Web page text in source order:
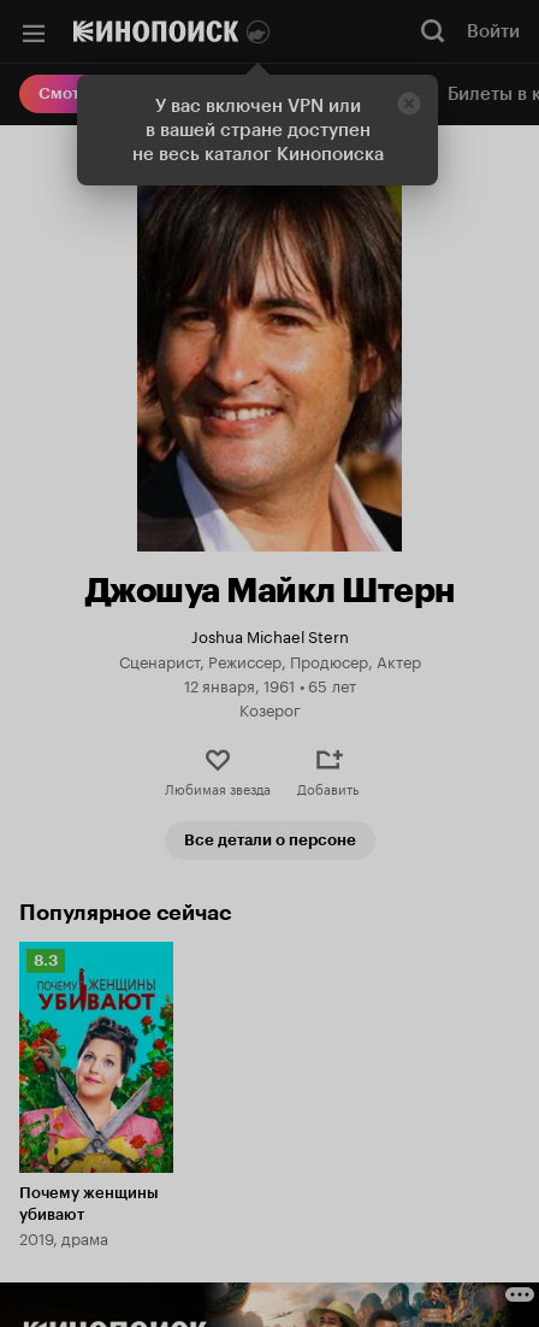
У вас включен VPN или
в вашей стране доступен
не весь каталог Кинопоиска
Войти
Смотреть кино Онлайн-кинотеатр Билеты в
Джошуа Майкл Штерн
Joshua Michael Stern
Сценарист, Режиссер, Продюсер, Актер
12 января, 1961 • 65 лет
Козерог
Любимая звезда Добавить
Все детали о персоне
Популярное сейчас
Рейтинг
Кинопоиска
8.3
8.3
Почему женщины
убивают
2019, драма